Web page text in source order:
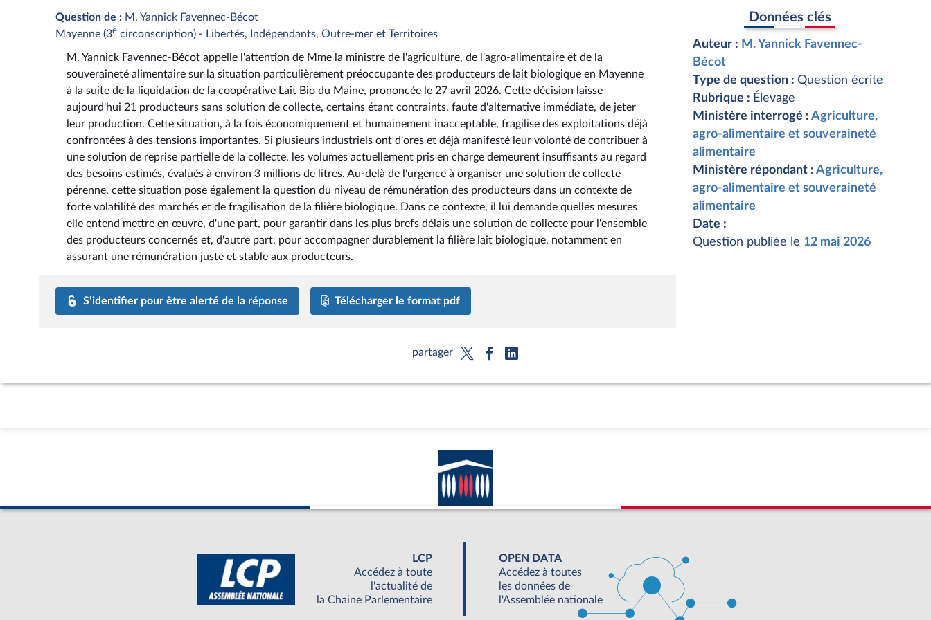
Question de : M. Yannick Favennec-Bécot
Mayenne (3e circonscription) - Libertés, Indépendants, Outre-mer et Territoires
M. Yannick Favennec-Bécot appelle l'attention de Mme la ministre de l'agriculture, de l'agro-alimentaire et de la
souveraineté alimentaire sur la situation particulièrement préoccupante des producteurs de lait biologique en Mayenne
à la suite de la liquidation de la coopérative Lait Bio du Maine, prononcée le 27 avril 2026. Cette décision laisse
aujourd'hui 21 producteurs sans solution de collecte, certains étant contraints, faute d'alternative immédiate, de jeter
leur production. Cette situation, à la fois économiquement et humainement inacceptable, fragilise des exploitations déjà
confrontées à des tensions importantes. Si plusieurs industriels ont d'ores et déjà manifesté leur volonté de contribuer à
une solution de reprise partielle de la collecte, les volumes actuellement pris en charge demeurent insuffisants au regard
des besoins estimés, évalués à environ 3 millions de litres. Au-delà de l'urgence à organiser une solution de collecte
pérenne, cette situation pose également la question du niveau de rémunération des producteurs dans un contexte de
forte volatilité des marchés et de fragilisation de la filière biologique. Dans ce contexte, il lui demande quelles mesures
elle entend mettre en œuvre, d'une part, pour garantir dans les plus brefs délais une solution de collecte pour l'ensemble
des producteurs concernés et, d'autre part, pour accompagner durablement la filière lait biologique, notamment en
assurant une rémunération juste et stable aux producteurs.
S’identifier pour être alerté de la réponse Télécharger le format pdf
Données clés
Auteur : M. Yannick Favennec-
Bécot
Type de question : Question écrite
Rubrique : Élevage
Ministère interrogé : Agriculture,
agro-alimentaire et souveraineté
alimentaire
Ministère répondant : Agriculture,
agro-alimentaire et souveraineté
alimentaire
Date :
Question publiée le 12 mai 2026
partager
LCP
Accédez à toute
l'actualité de
la Chaine Parlementaire
OPEN DATA
Accédez à toutes
les données de
l'Assemblée nationale